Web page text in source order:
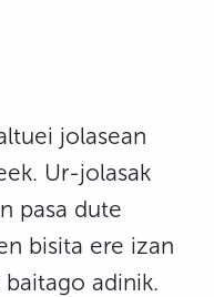
jolasean
Ur-jolasak
pasa dute
bisita ere izan
adinik.